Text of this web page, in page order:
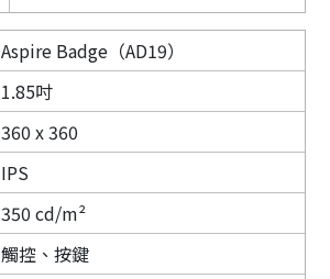
Aspire Badge（AD19）
1.85吋
360 x 360
IPS
350 cd/m²
觸控、按鍵